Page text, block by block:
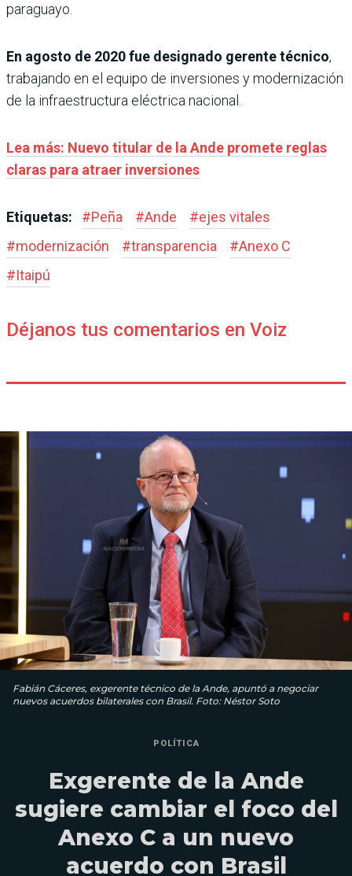
paraguayo.
En agosto de 2020 fue designado gerente técnico,
trabajando en el equipo de inversiones y modernización
de la infraestructura eléctrica nacional.
Lea más: Nuevo titular de la Ande promete reglas
claras para atraer inversiones
Etiquetas: #Peña #Ande #ejes vitales
#modernización #transparencia #Anexo C
#Itaipú
Déjanos tus comentarios en Voiz
Fabián Cáceres, exgerente técnico de la Ande, apuntó a negociar
nuevos acuerdos bilaterales con Brasil. Foto: Néstor Soto
POLÍTICA
Exgerente de la Ande
sugiere cambiar el foco del
Anexo C a un nuevo
acuerdo con Brasil